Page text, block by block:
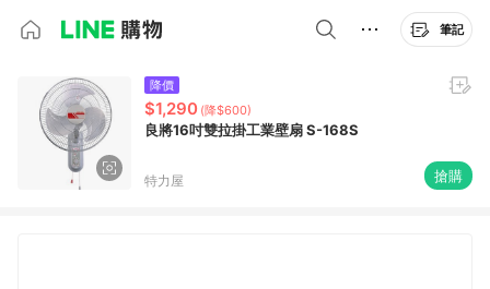
筆記
降價
$1,290 (降$600)
良將16吋雙拉掛工業壁扇 S-168S
特力屋 搶購